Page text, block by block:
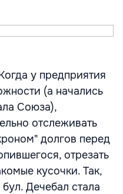
у предприятия
(а начались
Союза),
отслеживать
долгов перед
отрезать
кусочки. Так,
Дечебал стала